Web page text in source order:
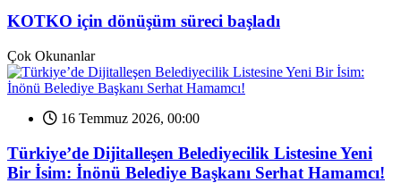
KOTKO için dönüşüm süreci başladı
Çok Okunanlar
16 Temmuz 2026, 00:00
Türkiye’de Dijitalleşen Belediyecilik Listesine Yeni
Bir İsim: İnönü Belediye Başkanı Serhat Hamamcı!